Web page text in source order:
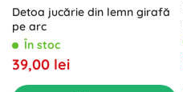
Detoa jucărie din lemn girafă
pe arc
În stoc
39,00 lei